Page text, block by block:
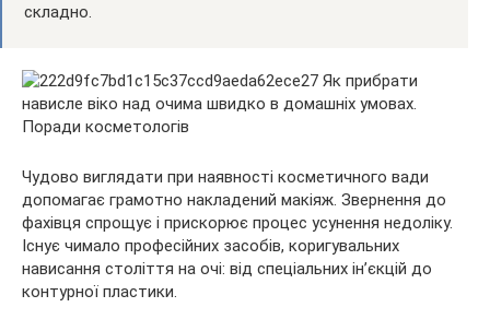
складно.
Чудово виглядати при наявності косметичного вади
допомагає грамотно накладений макіяж. Звернення до
фахівця спрощує і прискорює процес усунення недоліку.
Існує чимало професійних засобів, коригувальних
нависання століття на очі: від спеціальних ін’єкцій до
контурної пластики.